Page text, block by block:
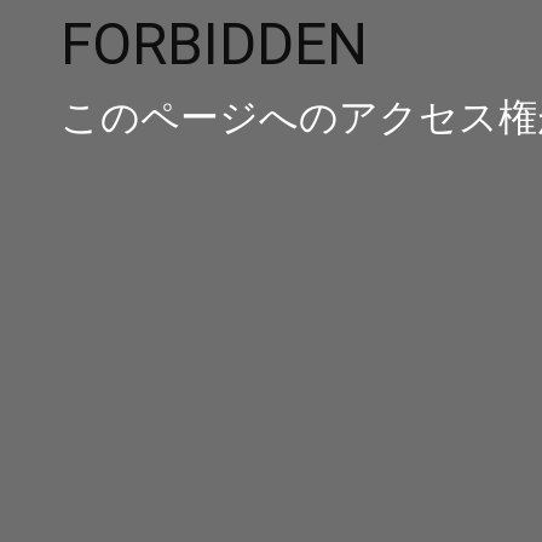
FORBIDDEN
このページへのアクセス